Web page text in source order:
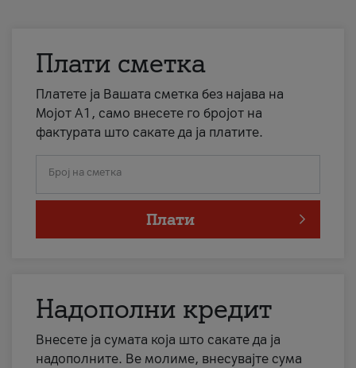
Плати сметка
Платете ја Вашата сметка без најава на
Мојот А1, само внесете го бројот на
фактурата што сакате да ја платите.
Број на сметка
Плати
Надополни кредит
Внесете ја сумата која што сакате да ја
надополните. Ве молиме, внесувајте сума